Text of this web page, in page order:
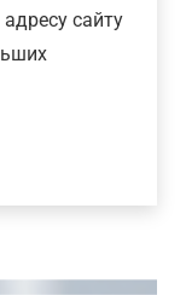
сайту